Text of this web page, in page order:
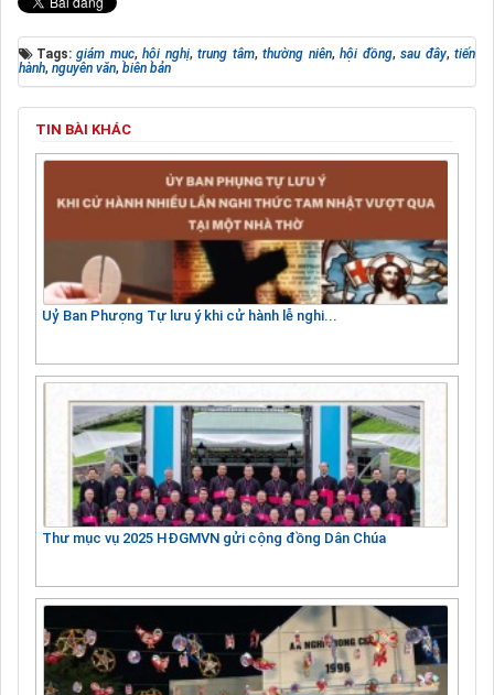
Tags:giám mục,hội nghị,trung tâm,thường niên,hội đồng,sau đây,tiến
hành, nguyên văn, biên bản
TIN BÀI KHÁC
Uỷ Ban Phượng Tự lưu ý khi cử hành lễ nghi...
Thư mục vụ 2025 HĐGMVN gửi cộng đồng Dân Chúa